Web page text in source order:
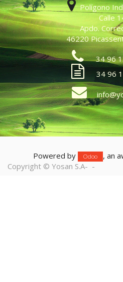
Polígono
Calle
Apdo.
46220
34 96
34 96
Powered by Odoo , an
Copyright © Yosan S.A- -